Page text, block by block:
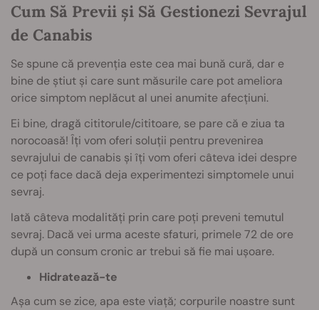
Cum Să Previi și Să Gestionezi Sevrajul
de Canabis
Se spune că prevenția este cea mai bună cură, dar e
bine de știut și care sunt măsurile care pot ameliora
orice simptom neplăcut al unei anumite afecțiuni.
Ei bine, dragă cititorule/cititoare, se pare că e ziua ta
norocoasă! Îți vom oferi soluții pentru prevenirea
sevrajului de canabis și îți vom oferi câteva idei despre
ce poți face dacă deja experimentezi simptomele unui
sevraj.
Iată câteva modalități prin care poți preveni temutul
sevraj. Dacă vei urma aceste sfaturi, primele 72 de ore
după un consum cronic ar trebui să fie mai ușoare.
Hidratează-te
Așa cum se zice, apa este viață; corpurile noastre sunt